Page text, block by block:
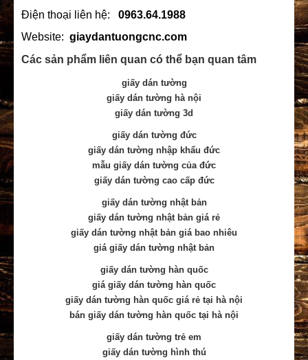
Điện thoại liên hệ: 0963.64.1988
Website: giaydantuongcnc.com
Các sản phẩm liên quan có thể bạn quan tâm
giấy dán tường
giấy dán tường hà nội
giấy dán tường 3d
giấy dán tường đức
giấy dán tường nhập khẩu đức
mẫu giấy dán tường của đức
giấy dán tường cao cấp đức
giấy dán tường nhật bản
giấy dán tường nhật bản giá rẻ
giấy dán tường nhật bản giá bao nhiêu
giá giấy dán tường nhật bản
giấy dán tường hàn quốc
giá giấy dán tường hàn quốc
giấy dán tường hàn quốc giá rẻ tại hà nội
bán giấy dán tường hàn quốc tại hà nội
giấy dán tường trẻ em
giấy dán tường hình thú